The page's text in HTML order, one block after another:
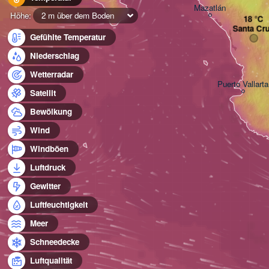
Höhe:
2 m über dem Boden
Gefühlte Temperatur
Niederschlag
Wetterradar
Satellit
Bewölkung
Wind
Windböen
Luftdruck
Gewitter
Luftfeuchtigkeit
Meer
Schneedecke
Luftqualität
Mazatlán
Puerto Vallarta
Santa